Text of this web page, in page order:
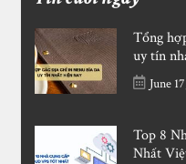
Tổng
uy tín
June
Top 8
Nhất